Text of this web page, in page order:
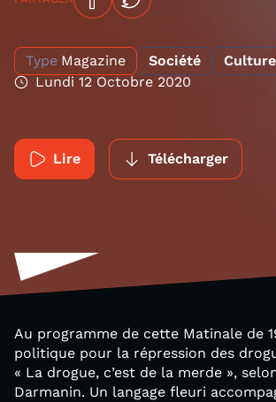
Type Magazine Société
Culture
Lundi 12 Octobre 2020
Lire Télécharger
Au programme de cette Matinale de
politique pour la répression des
« La drogue, c’est de la merde »,
Darmanin. Un langage fleuri